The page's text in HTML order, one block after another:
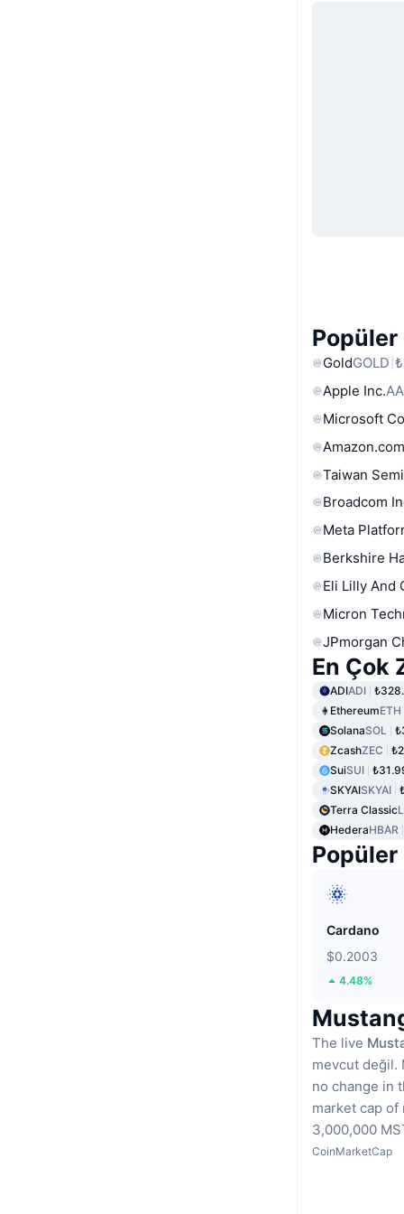
Popüler
GoldGOLD
Apple Inc.
Microsoft
Taiwan
Broadcom
Meta
Berkshire
Eli Lilly And
Micron
JPmorgan
En Çok
ADIADI
EthereumETH
SolanaSOL
ZcashZEC
SuiSUI
SKYAISKYAI
Terra Classic
HederaHBAR
Popüler
Cardano
$0.2003
4.48%
The live
mevcut değil.
no change in
market cap of
3,000,000
CoinMarketCap